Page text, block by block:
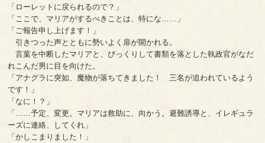
「ローレットに戻られるので？」
「ここで、マリアがするべきことは、特にな……」
「ご報告申し上げます！」
引きつった声とともに勢いよく扉が開かれる。
言葉を中断したマリアと、びっくりして書類を落とした執政官がなだ
れこんだ男に目を向けた。
「アナグラに突如、魔物が落ちてきました！ 三名が追われているよう
です！」
「なに！？」
「……予定、変更。マリアは救助に、向かう。避難誘導と、イレギュラ
ーズに連絡、してくれ」
「かしこまりました！」